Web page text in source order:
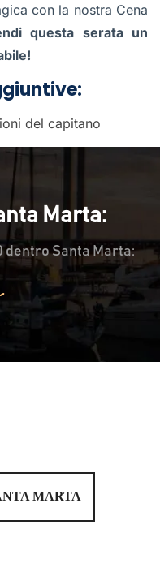
con la nostra Cena
questa serata un
del capitano
Marta:
dentro Santa Marta:
MARTA